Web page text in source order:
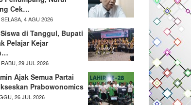
Cek…
4 AGU 2026
di Tanggul, Bupati
Pelajar Kejar
29 JUL 2026
Ajak Semua Partai
Prabowonomics
26 JUL 2026